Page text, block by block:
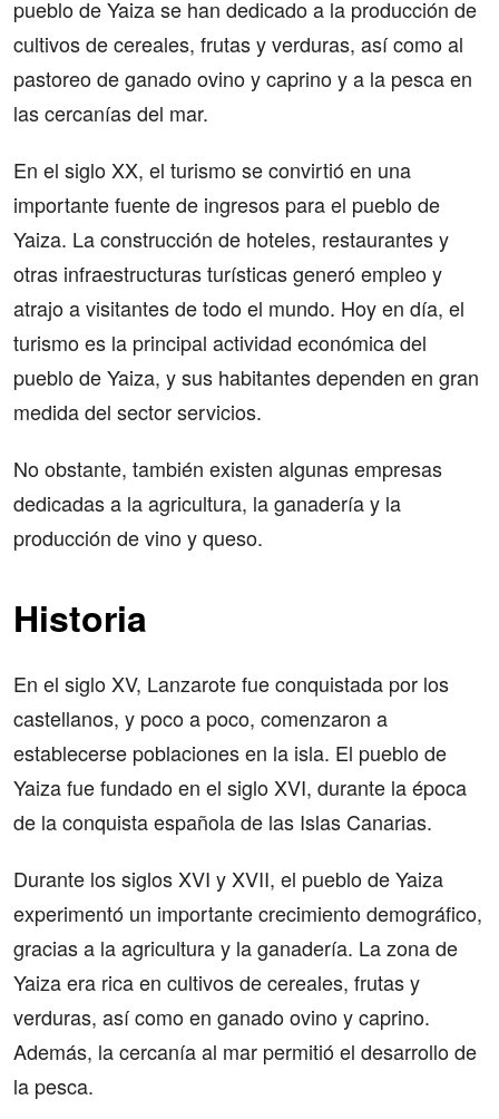
pueblo de Yaiza se han dedicado a la producción de
cultivos de cereales, frutas y verduras, así como al
pastoreo de ganado ovino y caprino y a la pesca en
las cercanías del mar.
En el siglo XX, el turismo se convirtió en una
importante fuente de ingresos para el pueblo de
Yaiza. La construcción de hoteles, restaurantes y
otras infraestructuras turísticas generó empleo y
atrajo a visitantes de todo el mundo. Hoy en día, el
turismo es la principal actividad económica del
pueblo de Yaiza, y sus habitantes dependen en gran
medida del sector servicios.
No obstante, también existen algunas empresas
dedicadas a la agricultura, la ganadería y la
producción de vino y queso.
Historia
En el siglo XV, Lanzarote fue conquistada por los
castellanos, y poco a poco, comenzaron a
establecerse poblaciones en la isla. El pueblo de
Yaiza fue fundado en el siglo XVI, durante la época
de la conquista española de las Islas Canarias.
Durante los siglos XVI y XVII, el pueblo de Yaiza
experimentó un importante crecimiento demográfico,
gracias a la agricultura y la ganadería. La zona de
Yaiza era rica en cultivos de cereales, frutas y
verduras, así como en ganado ovino y caprino.
Además, la cercanía al mar permitió el desarrollo de
la pesca.